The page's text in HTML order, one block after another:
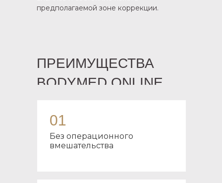
предполагаемой зоне коррекции.
ПРЕИМУЩЕСТВА
BODYMED.ONLINE
01
Без операционного
вмешательства